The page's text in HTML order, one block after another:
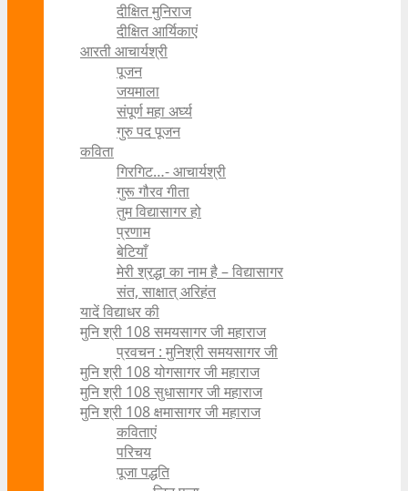
दीक्षित मुनिराज
दीक्षित आर्यिकाएं
आरती आचार्यश्री
पूजन
जयमाला
संपूर्ण महा अर्घ्य
गुरु पद पूजन
कविता
गिरगिट…- आचार्यश्री
गुरू गौरव गीता
तुम विद्यासागर हो
प्रणाम
बेटियाँ
मेरी श्रद्धा का नाम है – विद्यासागर
संत, साक्षात् अरिहंत
यादें विद्याधर की
मुनि श्री 108 समयसागर जी महाराज
प्रवचन : मुनिश्री समयसागर जी
मुनि श्री 108 योगसागर जी महाराज
मुनि श्री 108 सुधासागर जी महाराज
मुनि श्री 108 क्षमासागर जी महाराज
कविताएं
परिचय
पूजा पद्धति